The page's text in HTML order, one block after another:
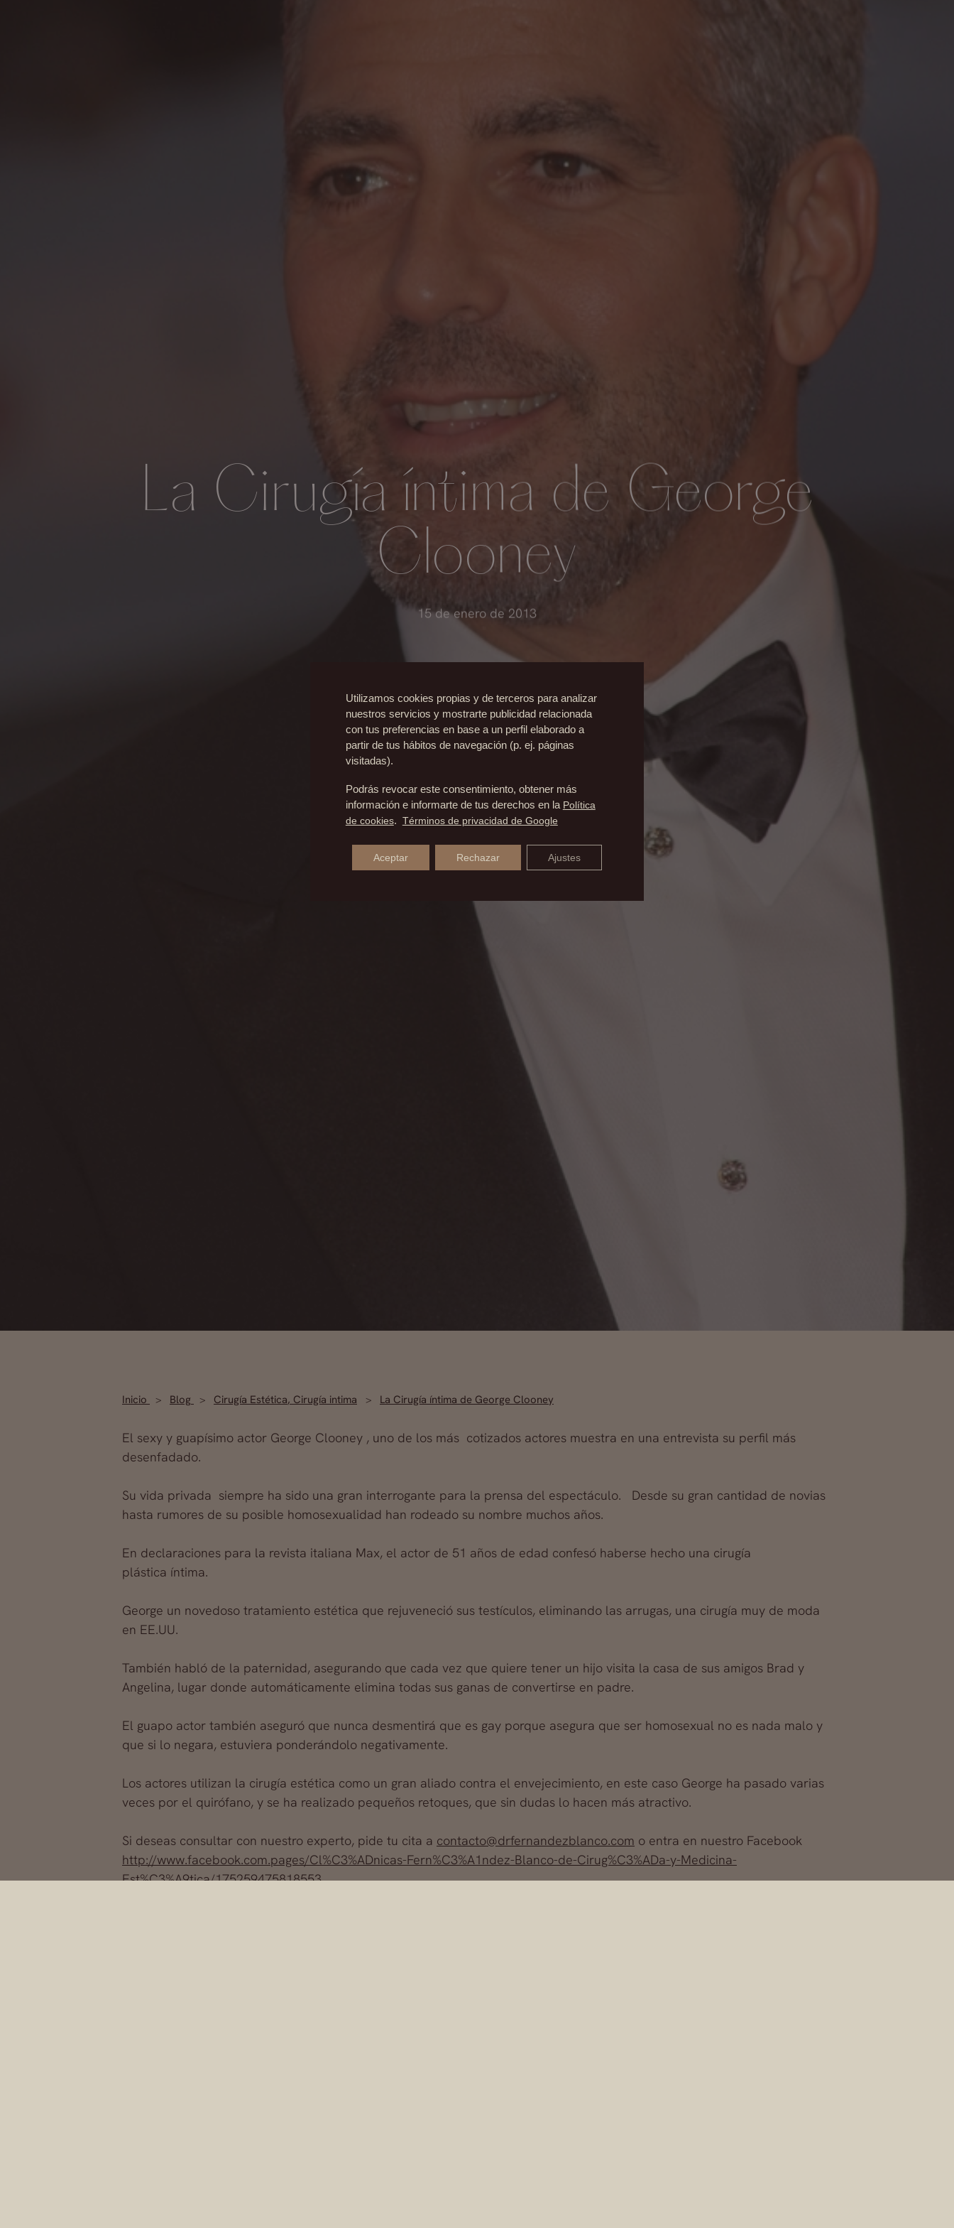
La Cirugía íntima de George
Clooney
15 de enero de 2013
Inicio Blog Cirugía Estética, Cirugía intima La Cirugía íntima de George Clooney
El sexy y guapísimo actor George Clooney , uno de los más cotizados actores muestra en una entrevista su perfil más
desenfadado.
Su vida privada siempre ha sido una gran interrogante para la prensa del espectáculo. Desde su gran cantidad de novias
hasta rumores de su posible homosexualidad han rodeado su nombre muchos años.
En declaraciones para la revista italiana Max, el actor de 51 años de edad confesó haberse hecho una cirugía
plástica íntima.
George un novedoso tratamiento estética que rejuveneció sus testículos, eliminando las arrugas, una cirugía muy de moda
en EE.UU.
También habló de la paternidad, asegurando que cada vez que quiere tener un hijo visita la casa de sus amigos Brad y
Angelina, lugar donde automáticamente elimina todas sus ganas de convertirse en padre.
El guapo actor también aseguró que nunca desmentirá que es gay porque asegura que ser homosexual no es nada malo y
que si lo negara, estuviera ponderándolo negativamente.
Los actores utilizan la cirugía estética como un gran aliado contra el envejecimiento, en este caso George ha pasado varias
veces por el quirófano, y se ha realizado pequeños retoques, que sin dudas lo hacen más atractivo.
Si deseas consultar con nuestro experto, pide tu cita a contacto@drfernandezblanco.com o entra en nuestro Facebook
http://www.facebook.com.pages/Cl%C3%ADnicas-Fern%C3%A1ndez-Blanco-de-Cirug%C3%ADa-y-Medicina-
Est%C3%A9tica/175259475818553
Utilizamos cookies propias y de terceros para analizar
nuestros servicios y mostrarte publicidad relacionada
con tus preferencias en base a un perfil elaborado a
partir de tus hábitos de navegación (p. ej. páginas
visitadas).
Podrás revocar este consentimiento, obtener más
información e informarte de tus derechos en la Política
de cookies. Términos de privacidad de Google
Aceptar Rechazar Ajustes